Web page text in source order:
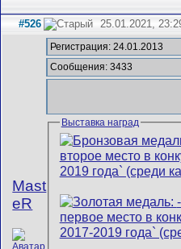
#526 25.01.2021,
Mast
eR
Регистрация: 24.01.2013
Сообщения: 3433
Выставка наград